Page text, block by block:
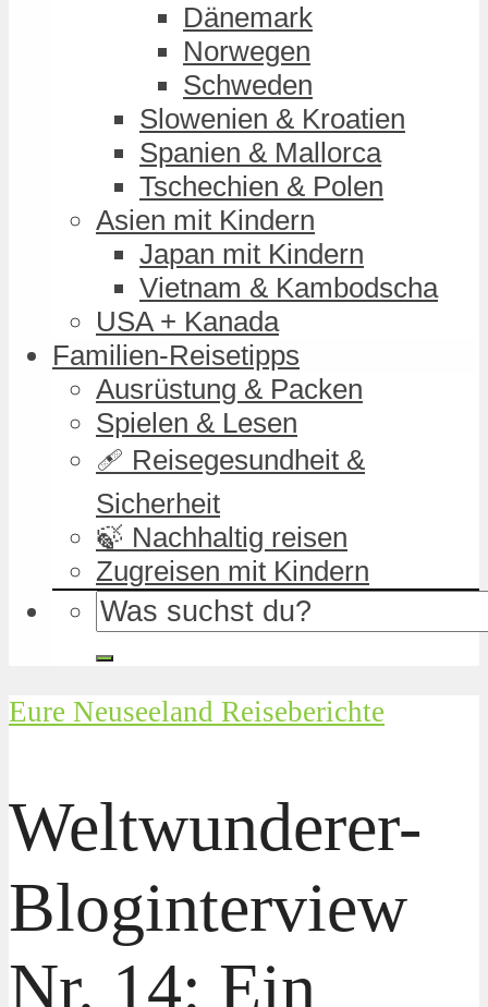
Dänemark
Norwegen
Schweden
Slowenien & Kroatien
Spanien & Mallorca
Tschechien & Polen
Asien mit Kindern
Japan mit Kindern
Vietnam & Kambodscha
USA + Kanada
Familien-Reisetipps
Ausrüstung & Packen
Spielen & Lesen
🩹 Reisegesundheit &
Sicherheit
🍃 Nachhaltig reisen
Zugreisen mit Kindern
Eure Neuseeland Reiseberichte
Weltwunderer-
Bloginterview
Nr. 14: Ein